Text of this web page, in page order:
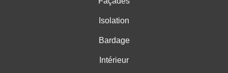
Isolation
Bardage
Intérieur